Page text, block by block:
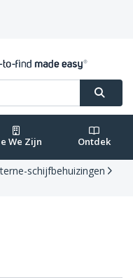
We Zijn Ontdek
schijfbehuizingen